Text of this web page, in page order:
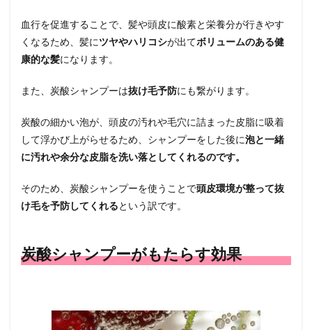
使う
頻度
4
シャ
使い
方
4.1
いを
する
シャ
ンプ
4.3
しっ
血行を促進することで、髪や頭皮に酸素と栄養分が行きやす
くなるため、髪にツヤやハリコシが出てボリュームのある健
康的な髪になります。
また、炭酸シャンプーは抜け毛予防にも繋がります。
炭酸の細かい泡が、頭皮の汚れや毛穴に詰まった皮脂に吸着
して浮かび上がらせるため、シャンプーをした後に泡と一緒
に汚れや余分な皮脂を洗い落としてくれるのです。
そのため、炭酸シャンプーを使うことで頭皮環境が整って抜
け毛を予防してくれるという訳です。
炭酸シャンプーがもたらす効果